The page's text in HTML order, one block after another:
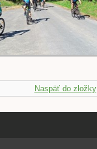
Naspäť do zložky